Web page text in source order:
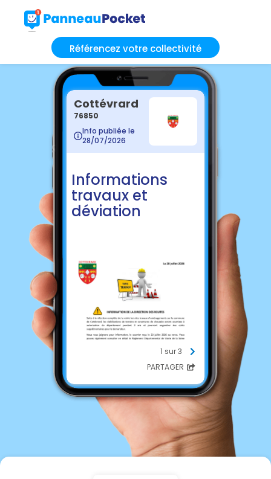
Référencez votre collectivité
Cottévrard
76850
Info publiée le
28/07/2026
Informations
travaux et
déviation
1 sur 3
PARTAGER